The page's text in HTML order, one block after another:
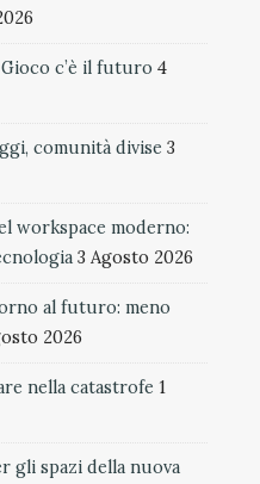
c’è il futuro 4
comunità divise 3
workspace moderno:
3 Agosto 2026
al futuro: meno
2026
nella catastrofe 1
gli spazi della nuova